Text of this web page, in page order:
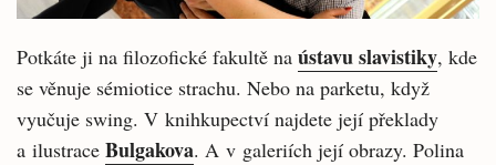
Potkáte ji na filozofické fakultě na ústavu slavistiky, kde
se věnuje sémiotice strachu. Nebo na parketu, když
vyučuje swing. V knihkupectví najdete její překlady
a ilustrace Bulgakova. A v galeriích její obrazy. Polina